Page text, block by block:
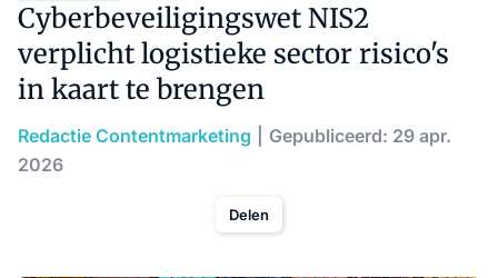
Cyberbeveiligingswet NIS2
verplicht logistieke sector risico's
in kaart te brengen
Redactie Contentmarketing
Gepubliceerd: 29 apr.
2026
Delen